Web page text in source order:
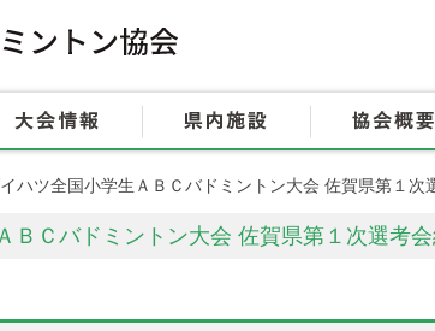
HOME 大会情報
ハツ全国小学生ＡＢＣバドミントン大会 佐賀県第１次
ＢＣバドミントン大会 佐賀県第１次選考